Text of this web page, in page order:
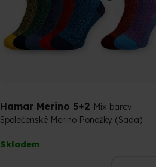
Hamar Merino 5+2 Mix barev
Společenské Merino Ponožky (Sada)
Průměrné
hodnocení
Skladem